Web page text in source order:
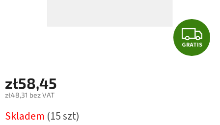
G
R
GRATIS
zł58,45
zł48,31 bez VAT
jednostkowa:
Skladem (15 szt)